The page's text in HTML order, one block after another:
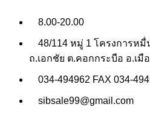
8.00-20.00
48/114 หมู่ 1 โครงการห
ถ.เอกชัย ต.คอกกระบือ อ.เมื
034-494962 FAX 034-
sibsale99@gmail.com